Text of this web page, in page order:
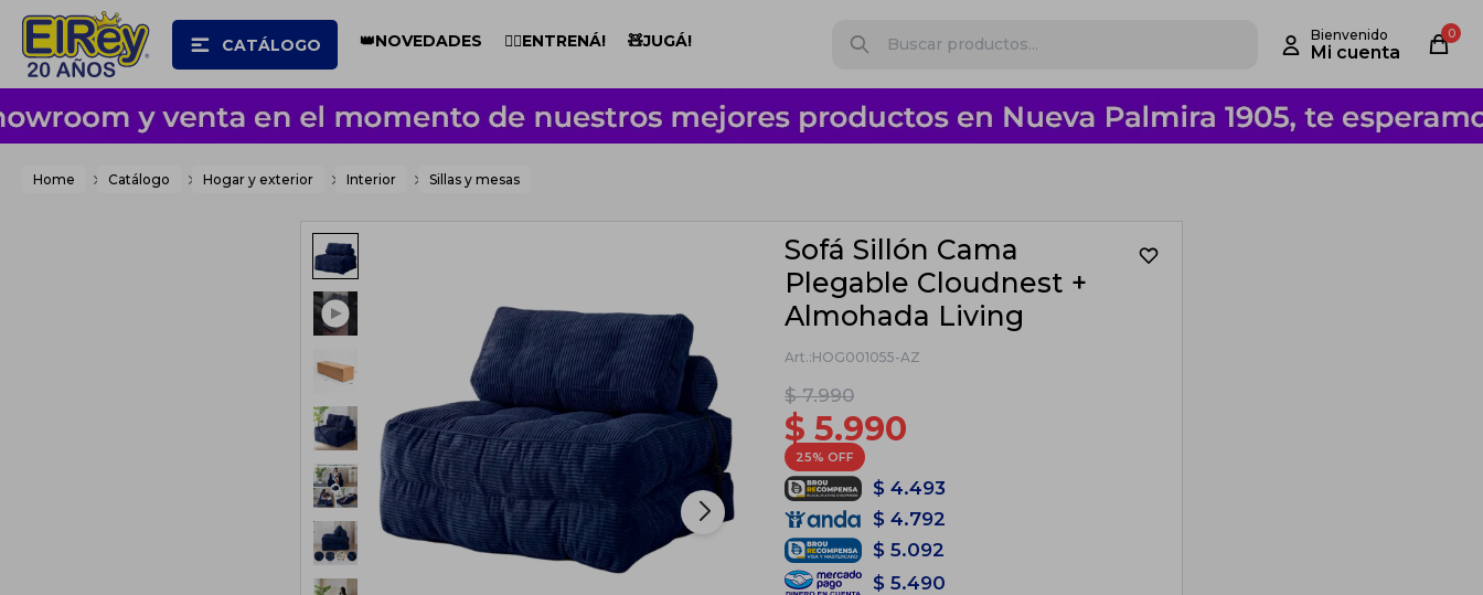
CATÁLOGO 👑NOVEDADES 🏋️‍♂️ENTRENÁ! 🧸JUGÁ! 0
Home Catálogo Hogar y exterior Interior Sillas y mesas
Sofá Sillón Cama
Plegable Cloudnest +
Almohada Living
HOG001055-AZ
$ 7.990
$ 5.990
25
$ 4.493
$ 4.792
$ 5.092
$ 5.490